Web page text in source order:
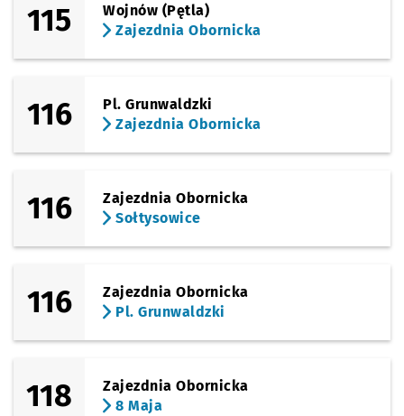
115
Wojnów (Pętla)
Zajezdnia Obornicka
116
Pl. Grunwaldzki
Zajezdnia Obornicka
116
Zajezdnia Obornicka
Sołtysowice
116
Zajezdnia Obornicka
Pl. Grunwaldzki
118
Zajezdnia Obornicka
8 Maja